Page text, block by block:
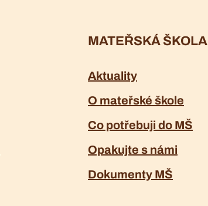
MATEŘSKÁ ŠKOLA
Aktuality
O mateřské škole
Co potřebuji do MŠ
Opakujte s námi
Dokumenty MŠ